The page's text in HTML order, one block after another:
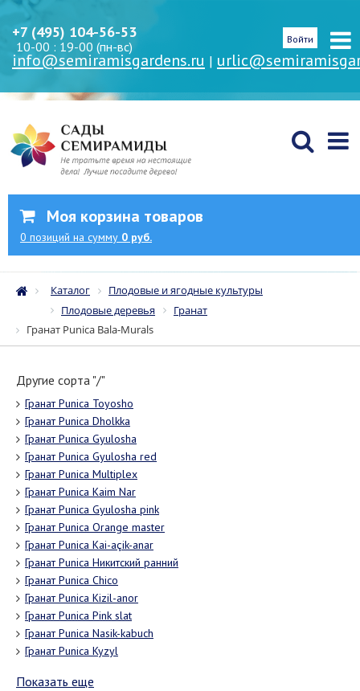
+7 (495) 104-56-53
10-00 : 19-00 (пн-вс)
info@semiramisgardens.ru |
Войти
Моя корзина товаров
0 позиций на сумму 0 руб.
Каталог
Плодовые и ягодные культуры
Плодовые деревья
Гранат
Гранат Punica Bala-Murals
Другие сорта "/"
Гранат Punica Toyosho
Гранат Punica Dholkka
Гранат Punica Gyulosha
Гранат Punica Gyulosha red
Гранат Punica Multiplex
Гранат Punica Kaim Nar
Гранат Punica Gyulosha pink
Гранат Punica Orange master
Гранат Punica Kai-açik-anar
Гранат Punica Никитский ранний
Гранат Punica Chico
Гранат Punica Kizil-anor
Гранат Punica Pink slat
Гранат Punica Nasik-kabuch
Гранат Punica Kyzyl
Показать еще